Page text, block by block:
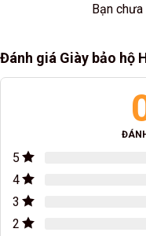
Bạn
Đánh giá Giày bảo hộ
5
4
3
2